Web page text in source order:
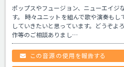
ポップスやフュージョン、ニューエイジ
す。 時々ユニットを組んで歌や演奏もし
していきたいと思っています。どうぞよ
作等のご相談ありまし…
この音源の使用を報告する